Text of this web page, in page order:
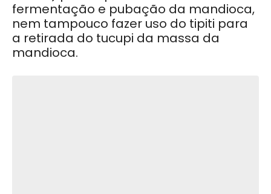
fermentação e pubação da mandioca,
nem tampouco fazer uso do tipiti para
a retirada do tucupi da massa da
mandioca.